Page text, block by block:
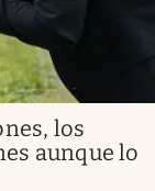
los
aunque lo